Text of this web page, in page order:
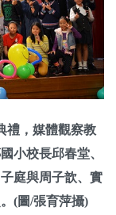
訴
禮，媒體觀察教
小校長邱春堂、
庭與周子歆、實
(圖/張育萍攝)